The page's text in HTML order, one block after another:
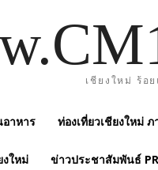
เชียงใหม่ ร้อ
าหาร ท่องเที่ยวเชียงใหม่
ใหม่ ข่าวประชาสัมพันธ์ PR